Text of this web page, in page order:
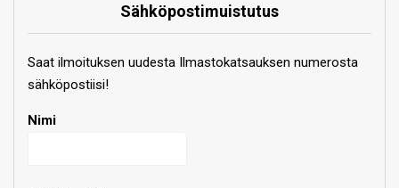
Sähköpostimuistutus
Saat ilmoituksen uudesta Ilmastokatsauksen numerosta
sähköpostiisi!
Nimi